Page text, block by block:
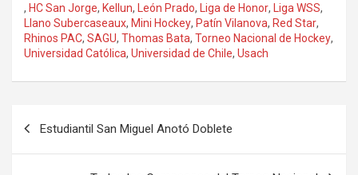
, HC San Jorge, Kellun, León Prado, Liga de Honor, Liga WSS,
Llano Subercaseaux, Mini Hockey, Patín Vilanova, Red Star,
Rhinos PAC, SAGU, Thomas Bata, Torneo Nacional de Hockey,
Universidad Católica, Universidad de Chile, Usach
entradas
Estudiantil San Miguel Anotó Doblete